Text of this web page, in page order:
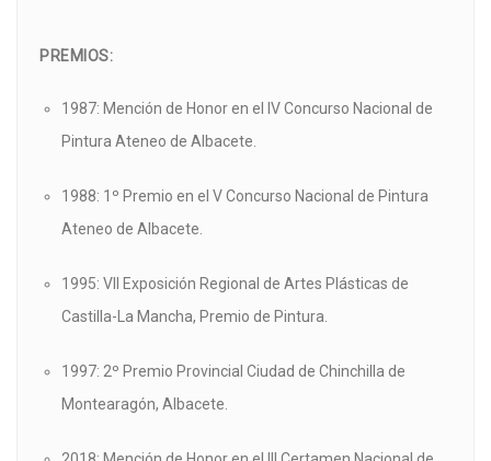
PREMIOS:
1987: Mención de Honor en el IV Concurso Nacional de
Pintura Ateneo de Albacete.
1988: 1º Premio en el V Concurso Nacional de Pintura
Ateneo de Albacete.
1995: VII Exposición Regional de Artes Plásticas de
Castilla-La Mancha, Premio de Pintura.
1997: 2º Premio Provincial Ciudad de Chinchilla de
Montearagón, Albacete.